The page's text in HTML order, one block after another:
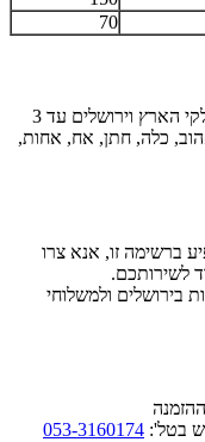
70
שירות משלוחי שוקולדים ומגשי פירות לרוב חלקי הארץ וירושלים עד 3
כלה, חתן, אח, אחות,
ברשימה זו, אנא צרו
לשירותכם.
בירושלים ולמשלוחי
בטל': 053-3160174